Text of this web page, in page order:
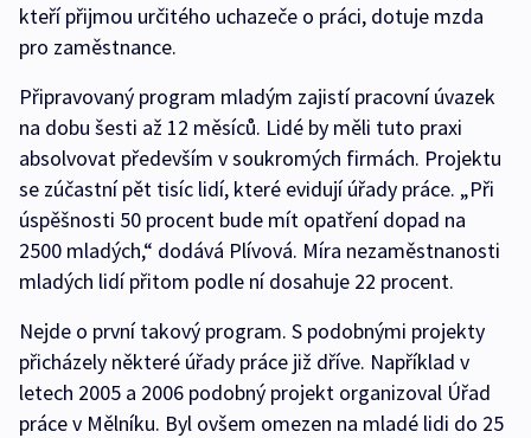
kteří přijmou určitého uchazeče o práci, dotuje mzda
pro zaměstnance.
Připravovaný program mladým zajistí pracovní úvazek
na dobu šesti až 12 měsíců. Lidé by měli tuto praxi
absolvovat především v soukromých firmách. Projektu
se zúčastní pět tisíc lidí, které evidují úřady práce. „Při
úspěšnosti 50 procent bude mít opatření dopad na
2500 mladých,“ dodává Plívová. Míra nezaměstnanosti
mladých lidí přitom podle ní dosahuje 22 procent.
Nejde o první takový program. S podobnými projekty
přicházely některé úřady práce již dříve. Například v
letech 2005 a 2006 podobný projekt organizoval Úřad
práce v Mělníku. Byl ovšem omezen na mladé lidi do 25